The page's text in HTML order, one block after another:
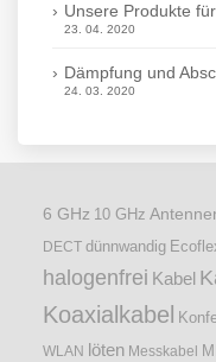
Unsere Produkte
23. 04. 2020
Dämpfung und
24. 03. 2020
6 GHz 10 GHz
DECT dünnwandig
halogenfrei Kabel
Koaxialkabel
WLAN löten Messkabel